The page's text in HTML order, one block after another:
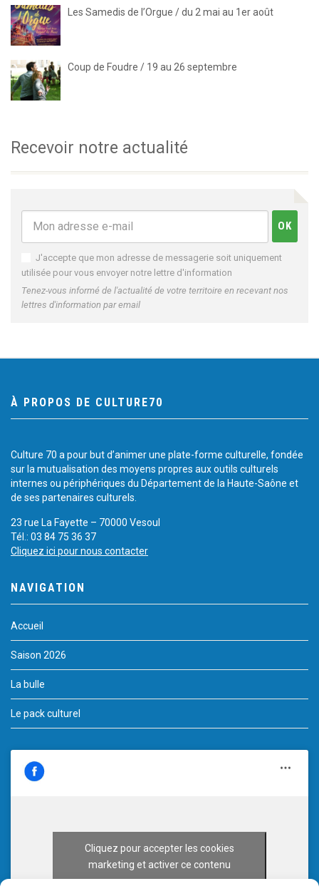
Les Samedis de l’Orgue / du 2 mai au 1er août
Coup de Foudre / 19 au 26 septembre
Recevoir notre actualité
J'accepte que mon adresse de messagerie soit uniquement
utilisée pour vous envoyer notre lettre d'information
Tenez-vous informé de l'actualité de votre territoire en recevant nos
lettres d'information par email
À PROPOS DE CULTURE70
Culture 70 a pour but d’animer une plate-forme culturelle, fondée
sur la mutualisation des moyens propres aux outils culturels
internes ou périphériques du Département de la Haute-Saône et
de ses partenaires culturels.
23 rue La Fayette – 70000 Vesoul
Tél.: 03 84 75 36 37
Cliquez ici pour nous contacter
NAVIGATION
Accueil
Saison 2026
La bulle
Le pack culturel
Cliquez pour accepter les cookies
marketing et activer ce contenu